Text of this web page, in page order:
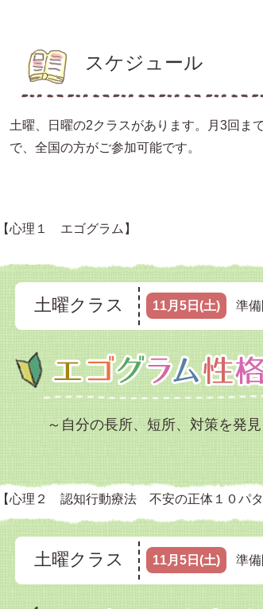
スケジュール
土曜、日曜の2クラスがあります。月3回ま
で、全国の方がご参加可能です。
【心理１ エゴグラム】
土曜クラス 11月5日(土) 準
～自分の長所、短所、対策を発見
【心理２ 認知行動療法 不安の正体１０パタ
土曜クラス 11月5日(土) 準